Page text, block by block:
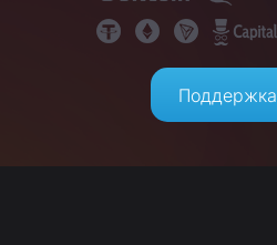
Поддержка